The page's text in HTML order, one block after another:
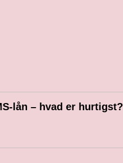
lån – hvad er hurtigst?